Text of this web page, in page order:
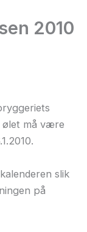
2010
ølet må være
slik
på